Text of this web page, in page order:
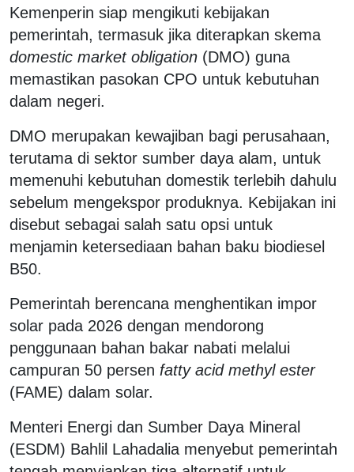
Kemenperin siap mengikuti kebijakan
pemerintah, termasuk jika diterapkan skema
domestic market obligation (DMO) guna
memastikan pasokan CPO untuk kebutuhan
dalam negeri.
DMO merupakan kewajiban bagi perusahaan,
terutama di sektor sumber daya alam, untuk
memenuhi kebutuhan domestik terlebih dahulu
sebelum mengekspor produknya. Kebijakan ini
disebut sebagai salah satu opsi untuk
menjamin ketersediaan bahan baku biodiesel
B50.
Pemerintah berencana menghentikan impor
solar pada 2026 dengan mendorong
penggunaan bahan bakar nabati melalui
campuran 50 persen fatty acid methyl ester
(FAME) dalam solar.
Menteri Energi dan Sumber Daya Mineral
(ESDM) Bahlil Lahadalia menyebut pemerintah